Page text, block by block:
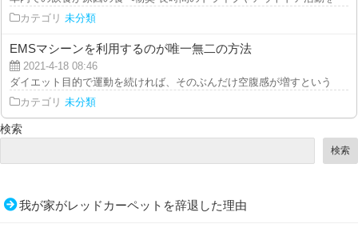
カテゴリ 未分類
EMSマシーンを利用するのが唯一無二の方法
2021-4-18 08:46
ダイエット目的で運動を続ければ、そのぶんだけ空腹感が増すというのは
カテゴリ 未分類
検索
検索
我が家がレッドカーペットを辞退した理由